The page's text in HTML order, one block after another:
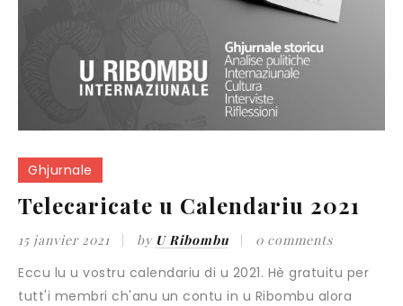
Ghjurnale
Telecaricate u Calendariu 2021
15 janvier 2021 by U Ribombu 0 comments
Eccu lu u vostru calendariu di u 2021. Hè gratuitu per
tutt'i membri ch'anu un contu in u Ribombu alora